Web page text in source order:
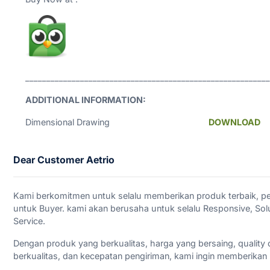
unboxing.
ADDITIONAL INFORMATION:
Dimensional Drawing DOWNLOAD
Dear Customer Aetrio
Kami berkomitmen untuk selalu memberikan produk terbaik,
untuk Buyer. kami akan berusaha untuk selalu Responsive,
Service.
Dengan produk yang berkualitas, harga yang bersaing,
berkualitas, dan kecepatan pengiriman, kami ingin